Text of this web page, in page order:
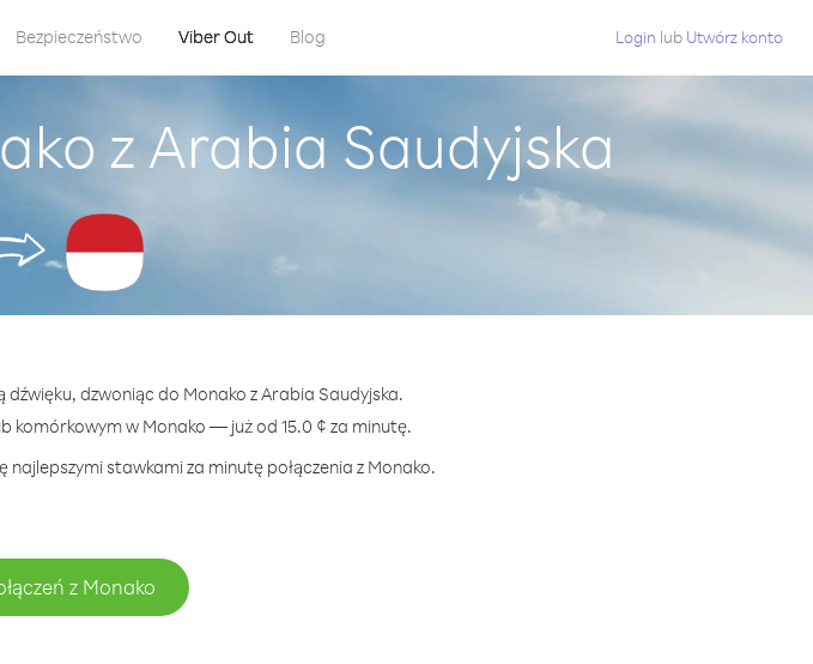
Bezpieczeństwo Viber Out Blog Login lub Utwórz konto
z Arabia Saudyjska
dzwoniąc do Monako z Arabia Saudyjska.
komórkowym w Monako — już od 15.0 ¢ za minutę.
stawkami za minutę połączenia z Monako.
z Monako